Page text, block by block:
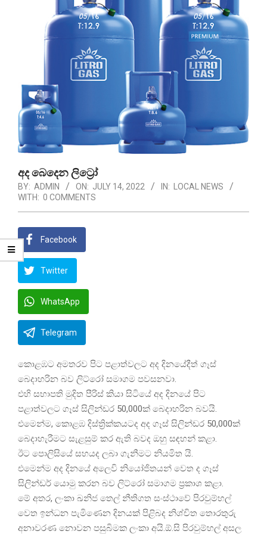
අද බෙදෙන ලිට්‍රෝ
BY: ADMIN ON: JULY 14, 2022 IN: LOCAL NEWS
WITH: 0 COMMENTS
Facebook
Twitter
WhatsApp
Telegram
කොළඹට අමතරව පිට පළාත්වලට අද දිනයේදීත් ගෑස්
බෙදාහරින බව ලිට්රෝ සමාගම පවසනවා.
එහි සභාපති මුදිත පීරිස් කියා සිටියේ අද දිනයේ පිට
පළාත්වලට ගෑස් සිලින්ඩර 50,000ක් බෙදාහරින බවයි.
එමෙන්ම, කොළඹ දිස්ත්‍රික්කයටද අද ගෑස් සිලින්ඩර 50,000ක්
බෙදාහැරීමට සැළසුම් කර ඇති බවද ඔහු සඳහන් කළා.
ඊට පොලිසියේ සහයද ලබා ගැනීමට නියමිත යි.
එමෙන්ම අද දිනයේ අලෙවි නියෝජිතයන් වෙත ද ගෑස්
සිලින්ඩර් යොමු කරන බව ලිට්රෝ සමාගම ප්‍රකාශ කළා.
මේ අතර, ලංකා ඛනිජ තෙල් නීතිගත සංස්ථාවේ පිරවුම්හල්
වෙත ඉන්ධන පැමිණෙන දිනයක් පිළිබද නිශ්චිත තොරතුරු
අනාවරණ නොවන පසුබිමක ලංකා අයි.ඕ.සි පිරවුම්හල් අසල